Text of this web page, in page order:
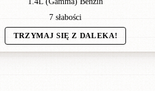
7 słabości
TRZYMAJ SIĘ Z DALEKA!